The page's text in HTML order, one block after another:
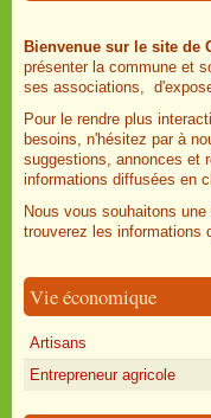
Bienvenue sur le site de
présenter la commune et
ses associations,
Pour le rendre plus
besoins, n'hésitez par à
suggestions, annonces et
informations diffusées en
Nous vous souhaitons
trouverez les informations
Vie économique
Artisans
Entrepreneur agricole